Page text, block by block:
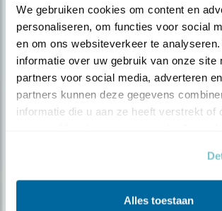
We gebruiken cookies om content en
personaliseren, om functies voor social
en om ons websiteverkeer te
informatie over uw gebruik van onze site
partners voor social media, adverteren
partners kunnen deze gegevens
informatie die u aan ze heeft verstrekt of
Alles toestaan